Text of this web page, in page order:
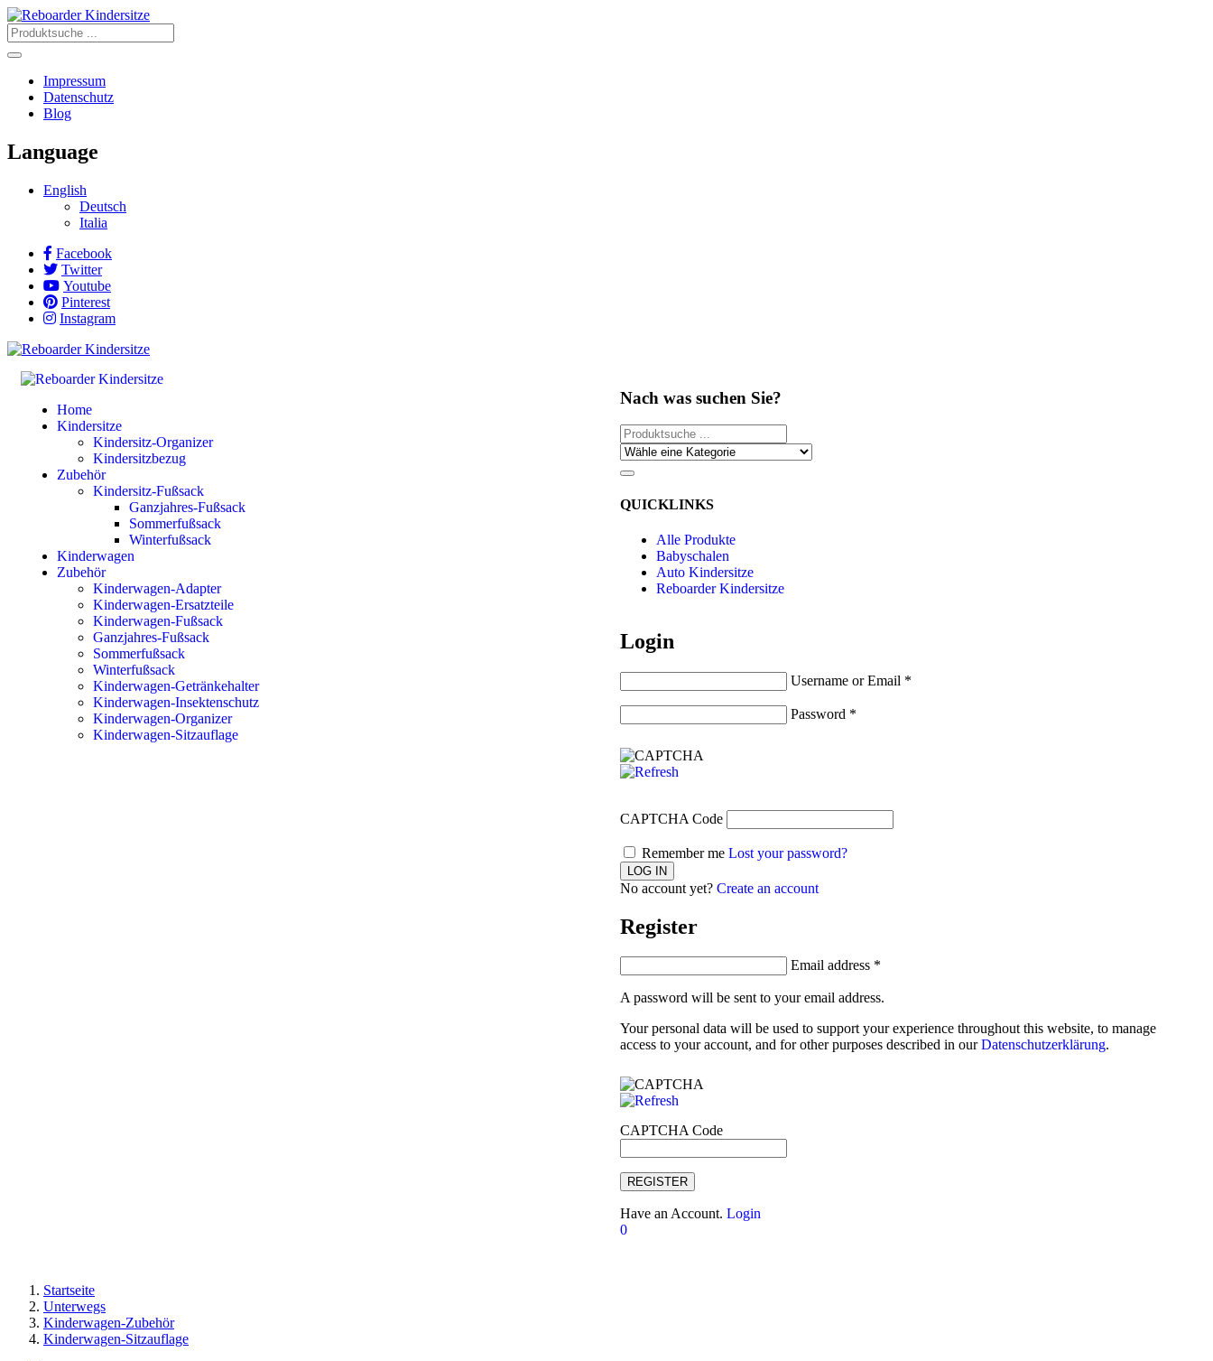
Impressum
Datenschutz
Blog
Language
English
Deutsch
Italia
Facebook
Twitter
Youtube
Pinterest
Instagram
Home
Kindersitze
Kindersitz-Organizer
Kindersitzbezug
Zubehör
Kindersitz-Fußsack
Ganzjahres-Fußsack
Sommerfußsack
Winterfußsack
Kinderwagen
Zubehör
Kinderwagen-Adapter
Kinderwagen-Ersatzteile
Kinderwagen-Fußsack
Ganzjahres-Fußsack
Sommerfußsack
Winterfußsack
Kinderwagen-Getränkehalter
Kinderwagen-Insektenschutz
Kinderwagen-Organizer
Kinderwagen-Sitzauflage
Nach was suchen Sie?
QUICKLINKS
Alle Produkte
Babyschalen
Auto Kindersitze
Reboarder Kindersitze
Login
Username or Email *
Password *
CAPTCHA Code
Remember me Lost your password?
No account yet? Create an account
Register
Email address *
A password will be sent to your email address.
Your personal data will be used to support your experience throughout this website, to manage
access to your account, and for other purposes described in ourDatenschutzerklärung.
CAPTCHA Code
REGISTER
Have an Account. Login
0
Startseite
Unterwegs
Kinderwagen-Zubehör
Kinderwagen-Sitzauflage